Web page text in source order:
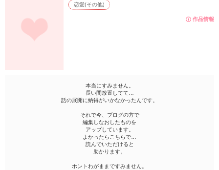
作品情報
恋愛(その他)
本当にすみません。
長い間放置してて…
話の展開に納得がいかなかったんです。
それで今、ブログの方で
編集しなおしたものを
アップしています。
よかったらこちらで…
読んでいただけると
助かります。
ホントわがままですみません。